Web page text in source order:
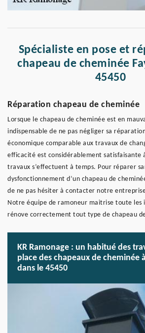
Spécialiste en pose et
chapeau de cheminée
45450
Réparation chapeau de cheminée
Lorsque le chapeau de cheminée est en
indispensable de ne pas négliger sa
économique comparable aux travaux de
efficacité est considérablement satisfaisante
travaux s’effectuent à temps. Pour réparer
dysfonctionnement d’un chapeau de
de ne pas hésiter à contacter notre
Notre équipe de ramoneur maitrise toute les
rénove correctement tout type de chapeau
KR Ramonage : un habitué des
place des chapeaux de cheminée
dans le 45450